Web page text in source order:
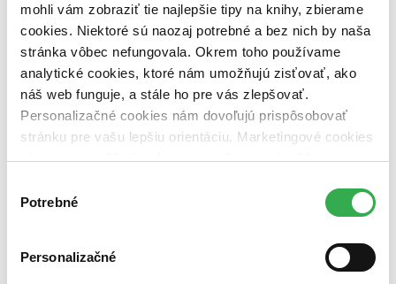
mohli vám zobraziť tie najlepšie tipy na knihy, zbierame
cookies. Niektoré sú naozaj potrebné a bez nich by naša
stránka vôbec nefungovala. Okrem toho používame
analytické cookies, ktoré nám umožňujú zisťovať, ako
náš web funguje, a stále ho pre vás zlepšovať.
Personalizačné cookies nám dovoľujú prispôsobovať
stránku pre vašu lepšiu orientáciu. Marketingové cookies
nám zas umožňujú zobrazenie relevantnej reklamy.
nám pomohlo, keby sme mohli používať všetky tieto
súhlasu
Potrebné
Personalizačné
Nové / čítané
nová (0 titulov)nová
čítaná (0 titulov)čítaná
čítaná - výborný stav (0 titulov)čítaná - výborný stav
čítaná - mierne opotrebovaná (0 titulov)
čítaná - mierne
opotrebovaná
čítané verzie vypredaných kníh (0 titulov)čítané verzie
vypredaných kníh
Zoradiť